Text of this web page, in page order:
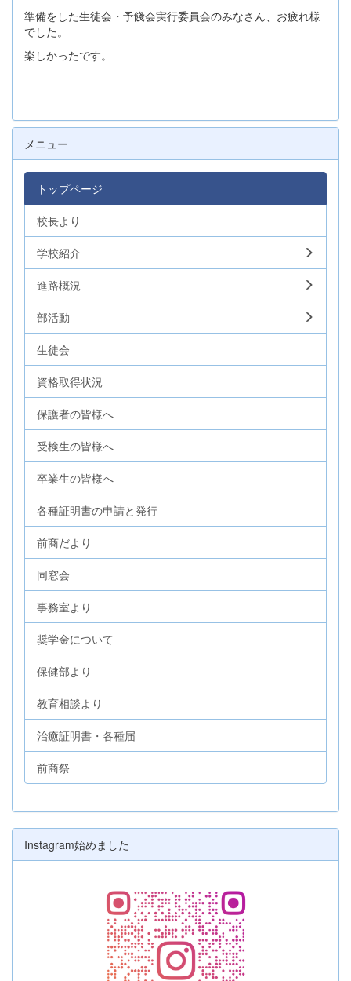
準備をした生徒会・予餞会実行委員会のみなさん、お疲れ様
でした。
楽しかったです。
メニュー
トップページ
校長より
学校紹介
進路概況
部活動
生徒会
資格取得状況
保護者の皆様へ
受検生の皆様へ
卒業生の皆様へ
各種証明書の申請と発行
前商だより
同窓会
事務室より
奨学金について
保健部より
教育相談より
治癒証明書・各種届
前商祭
Instagram始めました